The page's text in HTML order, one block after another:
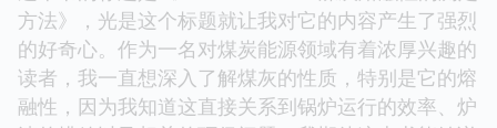
方法》，光是这个标题就让我对它的内容产生了强烈
的好奇心。作为一名对煤炭能源领域有着浓厚兴趣的
读者，我一直想深入了解煤灰的性质，特别是它的熔
融性，因为我知道这直接关系到锅炉运行的效率、炉